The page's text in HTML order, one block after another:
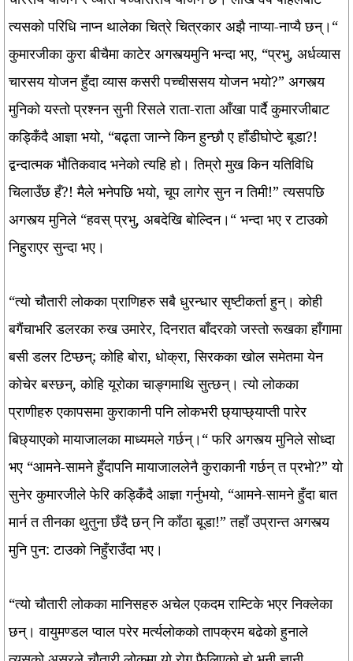
त्यसको परिधि नाप्न थालेका चित्रे चित्रकार अझै नाप्या-नाप्यै छन्।“
कुमारजीका कुरा बीचैमा काटेर अगस्त्यमुनि भन्दा भए, “प्रभु, अर्धव्यास
चारसय योजन हुँदा व्यास कसरी पच्चीससय योजन भयो?” अगस्त्य
मुनिको यस्तो प्रश्नन सुनी रिसले राता-राता आँखा पार्दै कुमारजीबाट
कड्किँदै आज्ञा भयो, “बढ्ता जान्ने किन हुन्छौ ए हाँडीघोप्टे बूडा?!
द्वन्दात्मक भौतिकवाद भनेको त्यहि हो। तिम्रो मुख किन यतिविधि
चिलाउँछ हँ?! मैले भनेपछि भयो, चूप लागेर सुन न तिमी!” त्यसपछि
अगस्त्य मुनिले “हवस् प्रभु, अबदेखि बोल्दिन।“ भन्दा भए र टाउको
निहुराएर सुन्दा भए।
“त्यो चौतारी लोकका प्राणिहरु सबै धुरन्धार सृष्टीकर्ता हुन्। कोही
बगैंचाभरि डलरका रुख उमारेर, दिनरात बाँदरको जस्तो रूखका हाँगामा
बसी डलर टिप्छन्; कोहि बोरा, धोक्रा, सिरकका खोल समेतमा येन
कोचेर बस्छन्, कोहि यूरोका चाङ्गमाथि सुत्छन्। त्यो लोकका
प्राणीहरु एकापसमा कुराकानी पनि लोकभरी छ्याप्छ्याप्ती पारेर
बिछ्याएको मायाजालका माध्यमले गर्छन्।“ फरि अगस्त्य मुनिले सोध्दा
भए “आमने-सामने हुँदापनि मायाजाललेनै कुराकानी गर्छन् त प्रभो?” यो
सुनेर कुमारजीले फेरि कड्किँदै आज्ञा गर्नुभयो, “आमने-सामने हुँदा बात
मार्न त तीनका थुतुना छँदै छन् नि काँठा बूडा!” तहाँ उप्रान्त अगस्त्य
मुनि पुन: टाउको निहुँराउँदा भए।
“त्यो चौतारी लोकका मानिसहरु अचेल एकदम राम्टिके भएर निक्लेका
छन्। वायुमण्डल प्वाल परेर मर्त्यलोकको तापक्रम बढेको हुनाले